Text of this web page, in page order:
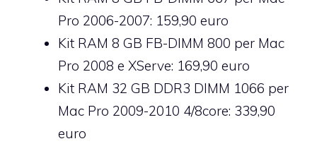
Pro 2006-2007: 159,90 euro
Kit RAM 8 GB FB-DIMM 800 per Mac
Pro 2008 e XServe: 169,90 euro
Kit RAM 32 GB DDR3 DIMM 1066 per
Mac Pro 2009-2010 4/8core: 339,90
euro